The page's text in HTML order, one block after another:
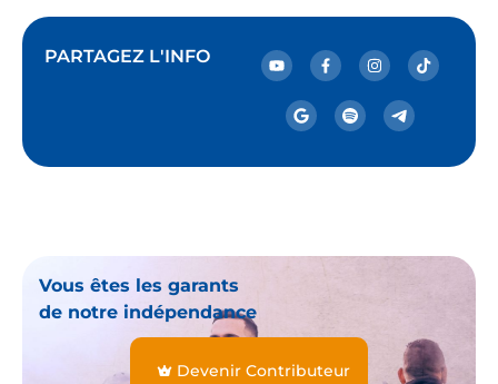
PARTAGEZ L'INFO
Vous êtes les garants
de notre indépendance
Devenir Contributeur